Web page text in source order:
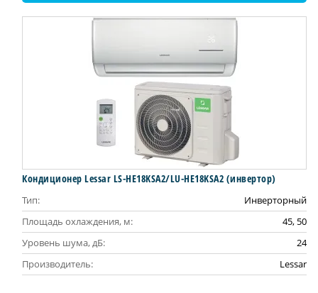
Кондиционер Lessar LS-HE18KSA2/LU-HE18KSA2 (инвертор)
Тип:
Инверторный
Площадь охлаждения, м:
45, 50
Уровень шума, дБ:
24
Производитель:
Lessar